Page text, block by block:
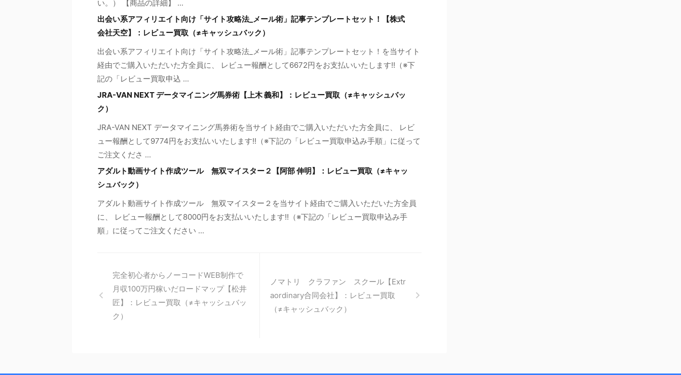
い。） 【商品の詳細】 ...
出会い系アフィリエイト向け「サイト攻略法_メール術」記事テンプレートセット！【株式
会社天空】：レビュー買取（≠キャッシュバック）
出会い系アフィリエイト向け「サイト攻略法_メール術」記事テンプレートセット！を当サイト
経由でご購入いただいた方全員に、 レビュー報酬として6672円をお支払いいたします!!（※下
記の「レビュー買取申込 ...
JRA-VAN NEXT データマイニング馬券術【上木 義和】：レビュー買取（≠キャッシュバッ
ク）
JRA-VAN NEXT データマイニング馬券術を当サイト経由でご購入いただいた方全員に、 レビ
ュー報酬として9774円をお支払いいたします!!（※下記の「レビュー買取申込み手順」に従って
ご注文くださ ...
アダルト動画サイト作成ツール 無双マイスター２【阿部 伸明】：レビュー買取（≠キャッ
シュバック）
アダルト動画サイト作成ツール 無双マイスター２を当サイト経由でご購入いただいた方全員
に、 レビュー報酬として8000円をお支払いいたします!!（※下記の「レビュー買取申込み手
順」に従ってご注文ください ...
完全初心者からノーコードWEB制作で
月収100万円稼いだロードマップ【松井
匠】：レビュー買取（≠キャッシュバッ
ク）
ノマトリ クラファン スクール【Extr
aordinary合同会社】：レビュー買取
（≠キャッシュバック）